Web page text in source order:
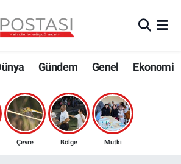
Gündem Genel Ekonomi
Çevre Bölge Mutki
Haritası
Durumu ve Fikstür